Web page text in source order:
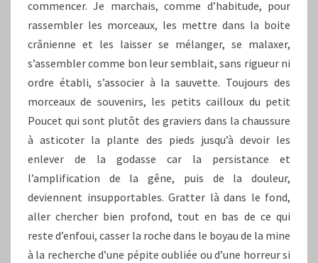
commencer. Je marchais, comme d’habitude, pour
rassembler les morceaux, les mettre dans la boite
crânienne et les laisser se mélanger, se malaxer,
s’assembler comme bon leur semblait, sans rigueur ni
ordre établi, s’associer à la sauvette. Toujours des
morceaux de souvenirs, les petits cailloux du petit
Poucet qui sont plutôt des graviers dans la chaussure
à asticoter la plante des pieds jusqu’à devoir les
enlever de la godasse car la persistance et
l’amplification de la gêne, puis de la douleur,
deviennent insupportables. Gratter là dans le fond,
aller chercher bien profond, tout en bas de ce qui
reste d’enfoui, casser la roche dans le boyau de la mine
à la recherche d’une pépite oubliée ou d’une horreur si